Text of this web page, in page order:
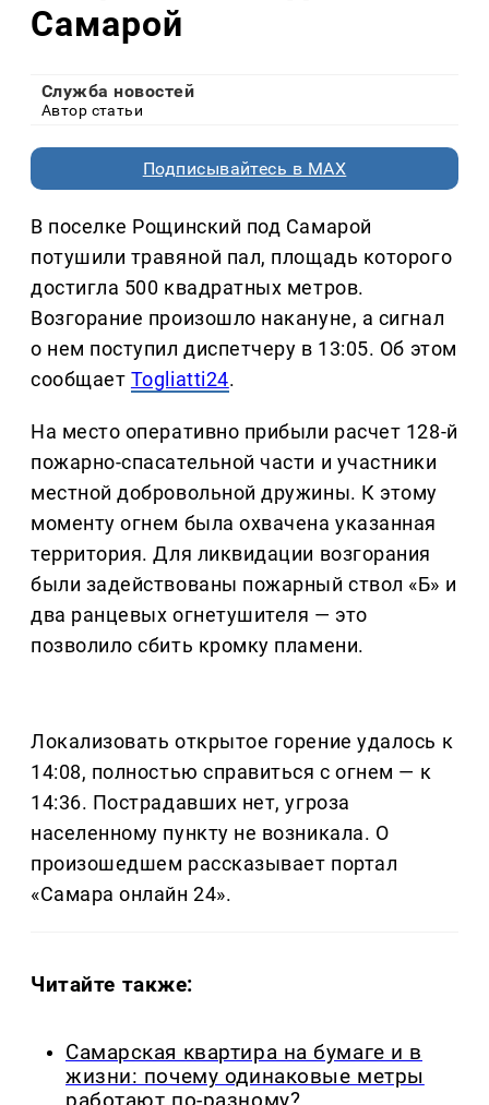
Самарой
Служба новостей
Автор статьи
Подписывайтесь в MAX
В поселке Рощинский под Самарой
потушили травяной пал, площадь которого
достигла 500 квадратных метров.
Возгорание произошло накануне, а сигнал
о нем поступил диспетчеру в 13:05. Об этом
сообщает Togliatti24.
На место оперативно прибыли расчет 128-й
пожарно-спасательной части и участники
местной добровольной дружины. К этому
моменту огнем была охвачена указанная
территория. Для ликвидации возгорания
были задействованы пожарный ствол «Б» и
два ранцевых огнетушителя — это
позволило сбить кромку пламени.
Локализовать открытое горение удалось к
14:08, полностью справиться с огнем — к
14:36. Пострадавших нет, угроза
населенному пункту не возникала. О
произошедшем рассказывает портал
«Самара онлайн 24».
Читайте также:
Самарская квартира на бумаге и в
жизни: почему одинаковые метры